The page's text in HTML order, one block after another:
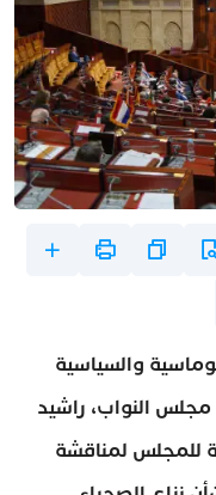
والسياسية
مجلس النواب، راشيد
للمجلس لمناقشة